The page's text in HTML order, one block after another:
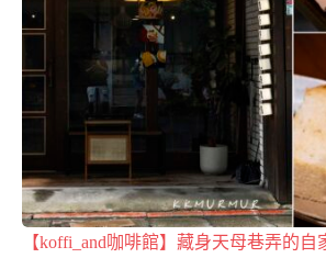
【koffi_and咖啡館】藏身天母巷弄的自